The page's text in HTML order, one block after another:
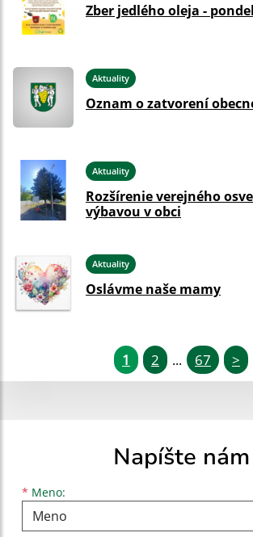
Zber jedlého oleja -
Aktuality
Oznam o zatvorení
Aktuality
Rozšírenie verejného
výbavou v obci
Aktuality
Oslávme naše mamy
1 2 ... 67 >
Napíšte nám
* Meno:
Meno
Priezvisko
E-mailová adresa